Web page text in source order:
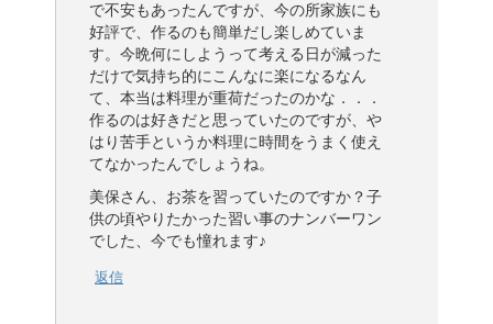
で不安もあったんですが、今の所家族にも
好評で、作るのも簡単だし楽しめていま
す。今晩何にしようって考える日が減った
だけで気持ち的にこんなに楽になるなん
て、本当は料理が重荷だったのかな．．．
作るのは好きだと思っていたのですが、や
はり苦手というか料理に時間をうまく使え
てなかったんでしょうね。
美保さん、お茶を習っていたのですか？子
供の頃やりたかった習い事のナンバーワン
でした、今でも憧れます♪
返信